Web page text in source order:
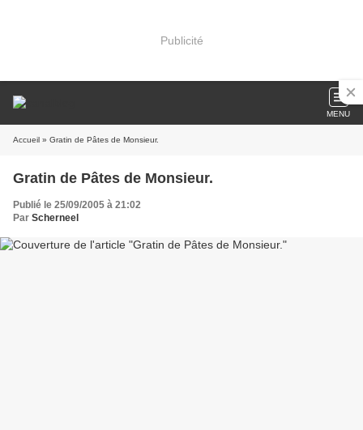
Publicité
MENU
Accueil » Gratin de Pâtes de Monsieur.
Gratin de Pâtes de Monsieur.
Publié le 25/09/2005 à 21:02
Par Scherneel